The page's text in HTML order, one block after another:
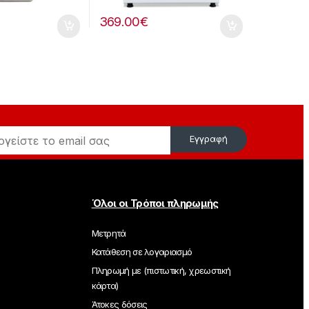
369.00€
Εγγραφή
Όλοι οι Τρόποι πληρωμής
Μετρητά
Κατάθεση σε λογαριασμό
Πληρωμή με (πιστωτική, χρεωστική
κάρτα)
Άτοκες δόσεις